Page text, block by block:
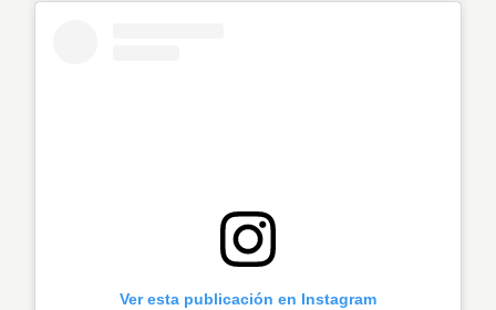
Ver esta publicación en Instagram